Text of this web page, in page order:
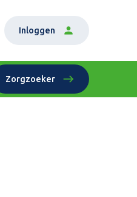
Inloggen
Zorgzoeker